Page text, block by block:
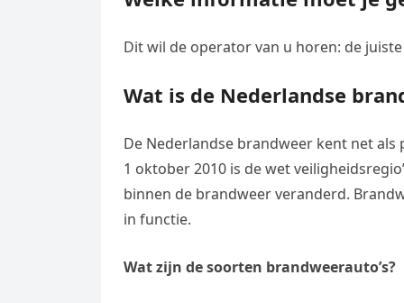
Dit wil de operator van u horen: de
Wat is de Nederlandse
De Nederlandse brandweer kent net
1 oktober 2010 is de wet
binnen de brandweer veranderd.
in functie.
Wat zijn de soorten brandweerauto’s?